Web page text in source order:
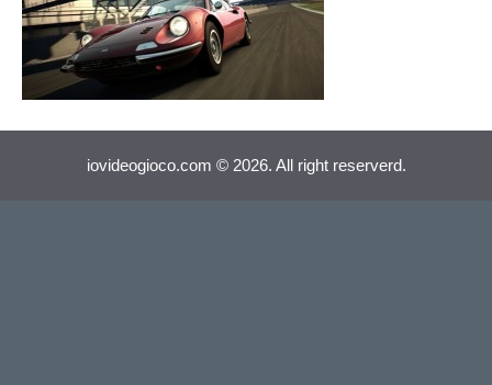
iovideogioco.com © 2026. All right reserverd.